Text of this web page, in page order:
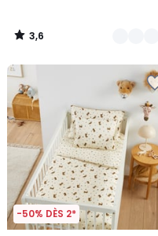
3,6
/
-50% DÈS 2*